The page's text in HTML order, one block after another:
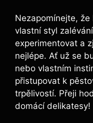
Nezapomínejte,
vlastní styl
experimentovat a
nejlépe. Ať už se
nebo vlastním
přistupovat k
trpělivostí. Přeji
domácí delikatesy!